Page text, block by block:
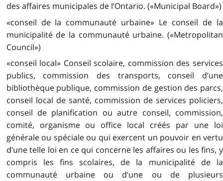
des affaires municipales de l’Ontario. («Municipal Board»)
«conseil de la communauté urbaine» Le conseil de la
municipalité de la communauté urbaine. («Metropolitan
Council»)
«conseil local» Conseil scolaire, commission des services
publics, commission des transports, conseil d’une
bibliothèque publique, commission de gestion des parcs,
conseil local de santé, commission de services policiers,
conseil de planification ou autre conseil, commission,
comité, organisme ou office local créés par une loi
générale ou spéciale ou qui exercent un pouvoir en vertu
d’une telle loi en ce qui concerne les affaires ou les fins, y
compris les fins scolaires, de la municipalité de la
communauté urbaine ou d’une ou de plusieurs